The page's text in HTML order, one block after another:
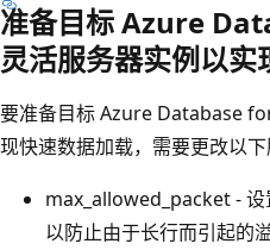
准备目标 Azure
灵活服务器实例以实
要准备目标 Azure Database
现快速数据加载，需要更改以下
max_allowed_packet - 设
以防止由于长行而引起的